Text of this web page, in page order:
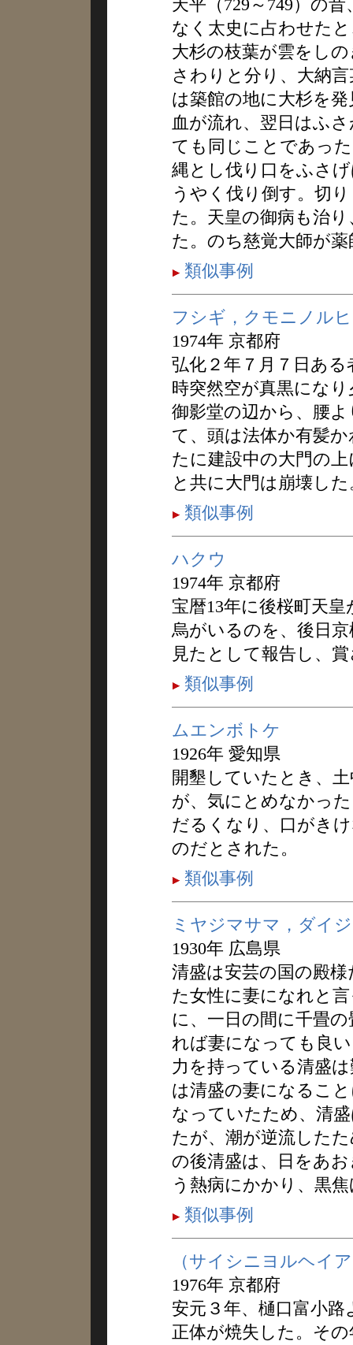
天平（729～749）の
なく太史に占わせた
大杉の枝葉が雲をし
さわりと分り、大納
は築館の地に大杉を
血が流れ、翌日はふ
ても同じことであっ
縄とし伐り口をふさ
うやく伐り倒す。切
た。天皇の御病も治
た。のち慈覚大師が
類似事例
フシギ，クモニノル
1974年 京都府
弘化２年７月７日あ
時突然空が真黒にな
御影堂の辺から、腰
て、頭は法体か有髪
たに建設中の大門の
と共に大門は崩壊した
類似事例
ハクウ
1974年 京都府
宝暦13年に後桜町天
烏がいるのを、後日
見たとして報告し、
類似事例
ムエンボトケ
1926年 愛知県
開墾していたとき、
が、気にとめなかっ
だるくなり、口がき
のだとされた。
類似事例
ミヤジマサマ，ダイ
1930年 広島県
清盛は安芸の国の殿
た女性に妻になれと
に、一日の間に千畳
れば妻になっても良
力を持っている清盛
は清盛の妻になるこ
なっていたため、清
たが、潮が逆流した
の後清盛は、日をあ
う熱病にかかり、黒
類似事例
（サイシニヨルヘイ
1976年 京都府
安元３年、樋口富小
正体が焼失した。そ